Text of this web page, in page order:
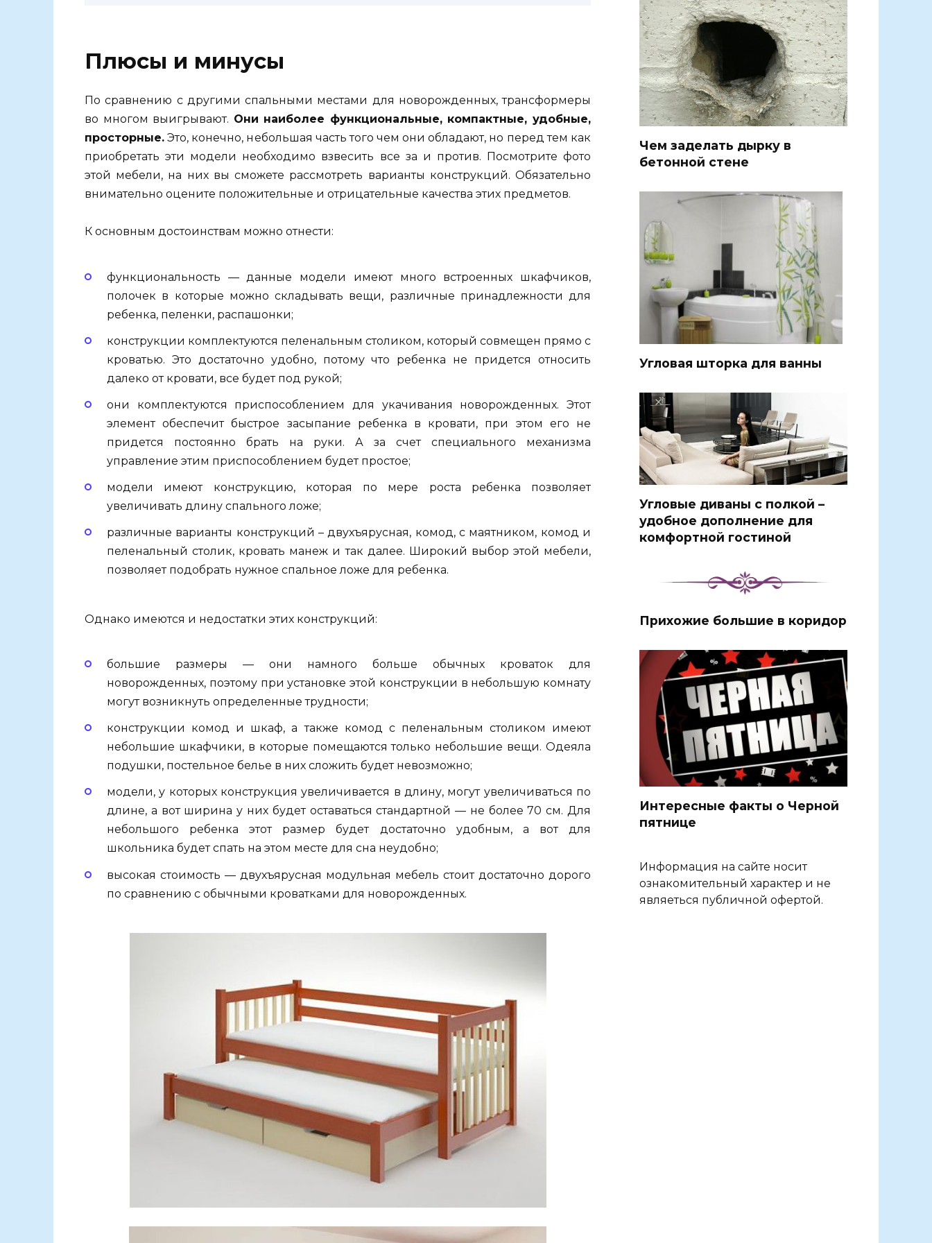
Плюсы и минусы
По сравнению с другими спальными местами для новорожденных, трансформеры
во многом выигрывают. Они наиболее функциональные, компактные, удобные,
просторные. Это, конечно, небольшая часть того чем они обладают, но перед тем как
приобретать эти модели необходимо взвесить все за и против. Посмотрите фото
этой мебели, на них вы сможете рассмотреть варианты конструкций. Обязательно
внимательно оцените положительные и отрицательные качества этих предметов.
К основным достоинствам можно отнести:
функциональность — данные модели имеют много встроенных шкафчиков,
полочек в которые можно складывать вещи, различные принадлежности для
ребенка, пеленки, распашонки;
конструкции комплектуются пеленальным столиком, который совмещен прямо с
кроватью. Это достаточно удобно, потому что ребенка не придется относить
далеко от кровати, все будет под рукой;
они комплектуются приспособлением для укачивания новорожденных. Этот
элемент обеспечит быстрое засыпание ребенка в кровати, при этом его не
придется постоянно брать на руки. А за счет специального механизма
управление этим приспособлением будет простое;
модели имеют конструкцию, которая по мере роста ребенка позволяет
увеличивать длину спального ложе;
различные варианты конструкций – двухъярусная, комод, с маятником, комод и
пеленальный столик, кровать манеж и так далее. Широкий выбор этой мебели,
позволяет подобрать нужное спальное ложе для ребенка.
Однако имеются и недостатки этих конструкций:
большие размеры — они намного больше обычных кроваток для
новорожденных, поэтому при установке этой конструкции в небольшую комнату
могут возникнуть определенные трудности;
конструкции комод и шкаф, а также комод с пеленальным столиком имеют
небольшие шкафчики, в которые помещаются только небольшие вещи. Одеяла
подушки, постельное белье в них сложить будет невозможно;
модели, у которых конструкция увеличивается в длину, могут увеличиваться по
длине, а вот ширина у них будет оставаться стандартной — не более 70 см. Для
небольшого ребенка этот размер будет достаточно удобным, а вот для
школьника будет спать на этом месте для сна неудобно;
высокая стоимость — двухъярусная модульная мебель стоит достаточно дорого
по сравнению с обычными кроватками для новорожденных.
Чем заделать дырку в
бетонной стене
Угловая шторка для ванны
Угловые диваны с полкой –
удобное дополнение для
комфортной гостиной
Прихожие большие в коридор
Интересные факты о Черной
пятнице
Информация на сайте носит
ознакомительный характер и не
являеться публичной офертой.